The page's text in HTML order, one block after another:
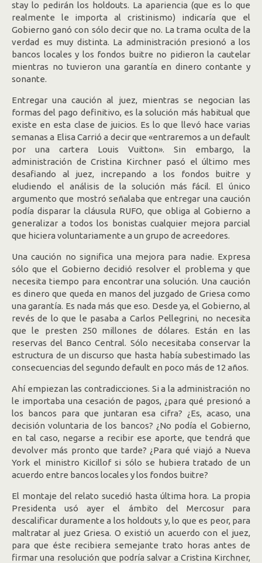
stay lo pedirán los holdouts. La apariencia (que es lo que
realmente le importa al cristinismo) indicaría que el
Gobierno ganó con sólo decir que no. La trama oculta de la
verdad es muy distinta. La administración presionó a los
bancos locales y los fondos buitre no pidieron la cautelar
mientras no tuvieron una garantía en dinero contante y
sonante.
Entregar una caución al juez, mientras se negocian las
formas del pago definitivo, es la solución más habitual que
existe en esta clase de juicios. Es lo que llevó hace varias
semanas a Elisa Carrió a decir que «entraremos a un default
por una cartera Louis Vuitton». Sin embargo, la
administración de Cristina Kirchner pasó el último mes
desafiando al juez, increpando a los fondos buitre y
eludiendo el análisis de la solución más fácil. El único
argumento que mostró señalaba que entregar una caución
podía disparar la cláusula RUFO, que obliga al Gobierno a
generalizar a todos los bonistas cualquier mejora parcial
que hiciera voluntariamente a un grupo de acreedores.
Una caución no significa una mejora para nadie. Expresa
sólo que el Gobierno decidió resolver el problema y que
necesita tiempo para encontrar una solución. Una caución
es dinero que queda en manos del juzgado de Griesa como
una garantía. Es nada más que eso. Desde ya, el Gobierno, al
revés de lo que le pasaba a Carlos Pellegrini, no necesita
que le presten 250 millones de dólares. Están en las
reservas del Banco Central. Sólo necesitaba conservar la
estructura de un discurso que hasta había subestimado las
consecuencias del segundo default en poco más de 12 años.
Ahí empiezan las contradicciones. Si a la administración no
le importaba una cesación de pagos, ¿para qué presionó a
los bancos para que juntaran esa cifra? ¿Es, acaso, una
decisión voluntaria de los bancos? ¿No podía el Gobierno,
en tal caso, negarse a recibir ese aporte, que tendrá que
devolver más pronto que tarde? ¿Para qué viajó a Nueva
York el ministro Kicillof si sólo se hubiera tratado de un
acuerdo entre bancos locales y los fondos buitre?
El montaje del relato sucedió hasta última hora. La propia
Presidenta usó ayer el ámbito del Mercosur para
descalificar duramente a los holdouts y, lo que es peor, para
maltratar al juez Griesa. O existió un acuerdo con el juez,
para que éste recibiera semejante trato horas antes de
firmar una resolución que podría salvar a Cristina Kirchner,